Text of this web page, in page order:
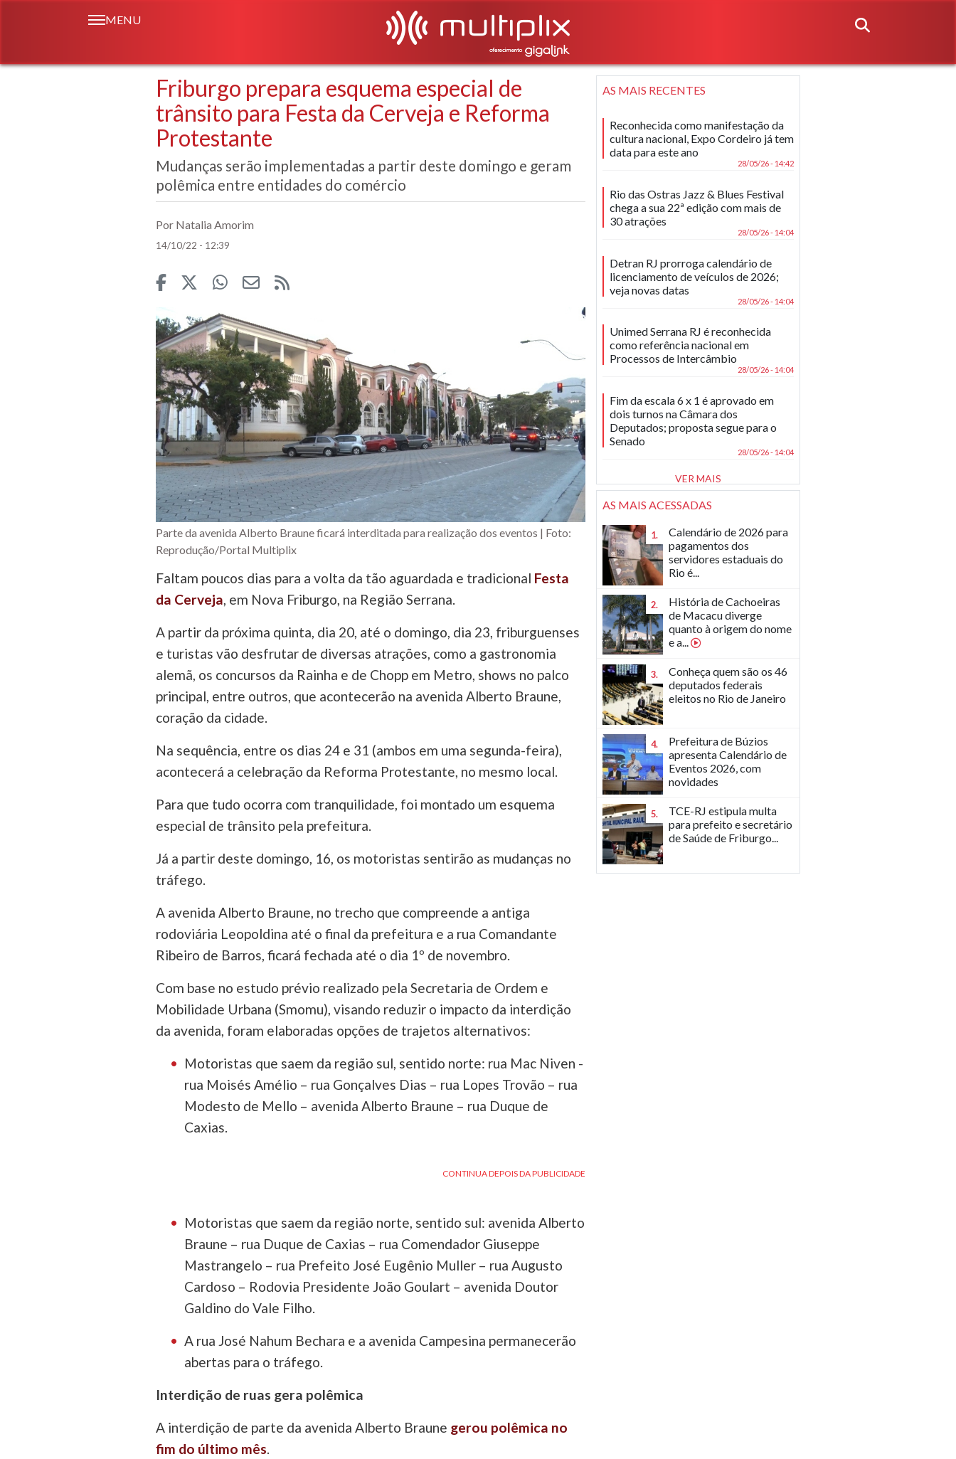
MENU
Friburgo prepara esquema especial de
trânsito para Festa da Cerveja e Reforma
Protestante
Mudanças serão implementadas a partir deste domingo e geram
polêmica entre entidades do comércio
Por Natalia Amorim
14/10/22 - 12:39
Parte da avenida Alberto Braune ficará interditada para realização dos eventos | Foto:
Reprodução/Portal Multiplix
Faltam poucos dias para a volta da tão aguardada e tradicional Festa
da Cerveja, em Nova Friburgo, na Região Serrana.
A partir da próxima quinta, dia 20, até o domingo, dia 23, friburguenses
e turistas vão desfrutar de diversas atrações, como a gastronomia
alemã, os concursos da Rainha e de Chopp em Metro, shows no palco
principal, entre outros, que acontecerão na avenida Alberto Braune,
coração da cidade.
Na sequência, entre os dias 24 e 31 (ambos em uma segunda-feira),
acontecerá a celebração da Reforma Protestante, no mesmo local.
Para que tudo ocorra com tranquilidade, foi montado um esquema
especial de trânsito pela prefeitura.
Já a partir deste domingo, 16, os motoristas sentirão as mudanças no
tráfego.
A avenida Alberto Braune, no trecho que compreende a antiga
rodoviária Leopoldina até o final da prefeitura e a rua Comandante
Ribeiro de Barros, ficará fechada até o dia 1º de novembro.
Com base no estudo prévio realizado pela Secretaria de Ordem e
Mobilidade Urbana (Smomu), visando reduzir o impacto da interdição
da avenida, foram elaboradas opções de trajetos alternativos:
Motoristas que saem da região sul, sentido norte: rua Mac Niven -
rua Moisés Amélio – rua Gonçalves Dias – rua Lopes Trovão – rua
Modesto de Mello – avenida Alberto Braune – rua Duque de
Caxias.
Motoristas que saem da região norte, sentido sul: avenida Alberto
Braune – rua Duque de Caxias – rua Comendador Giuseppe
Mastrangelo – rua Prefeito José Eugênio Muller – rua Augusto
Cardoso – Rodovia Presidente João Goulart – avenida Doutor
Galdino do Vale Filho.
A rua José Nahum Bechara e a avenida Campesina permanecerão
abertas para o tráfego.
Interdição de ruas gera polêmica
A interdição de parte da avenida Alberto Braune gerou polêmica no
fim do último mês.
AS MAIS RECENTES
Reconhecida como manifestação da
cultura nacional, Expo Cordeiro já tem
data para este ano
28/05/26 - 14:42
Rio das Ostras Jazz & Blues Festival
chega a sua 22ª edição com mais de
30 atrações
28/05/26 - 14:04
Detran RJ prorroga calendário de
licenciamento de veículos de 2026;
veja novas datas
28/05/26 - 14:04
Unimed Serrana RJ é reconhecida
como referência nacional em
Processos de Intercâmbio
28/05/26 - 14:04
Fim da escala 6 x 1 é aprovado em
dois turnos na Câmara dos
Deputados; proposta segue para o
Senado
28/05/26 - 14:04
VER MAIS
AS MAIS ACESSADAS
1.
Calendário de 2026 para
pagamentos dos
servidores estaduais do
Rio é...
2.
História de Cachoeiras
de Macacu diverge
quanto à origem do nome
e a...
3.
Conheça quem são os 46
deputados federais
eleitos no Rio de Janeiro
4.
Prefeitura de Búzios
apresenta Calendário de
Eventos 2026, com
novidades
5.
TCE-RJ estipula multa
para prefeito e secretário
de Saúde de Friburgo...